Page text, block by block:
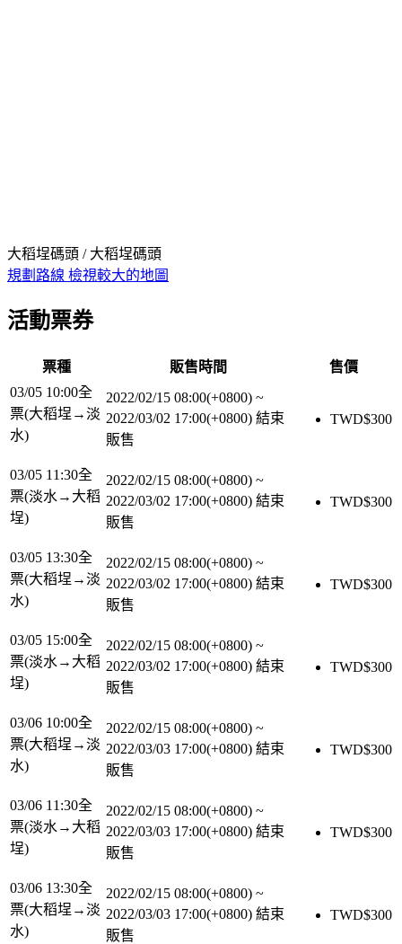
大稻埕碼頭 / 大稻埕碼頭
規劃路線 檢視較大的地圖
活動票券
票種 販售時間
售價
03/05 10:00全
票(大稻埕→淡
水)
2022/02/15 08:00(+0800) ~
2022/03/02 17:00(+0800) 結束
販售
TWD$300
03/05 11:30全
票(淡水→大稻
埕)
2022/02/15 08:00(+0800) ~
2022/03/02 17:00(+0800) 結束
販售
TWD$300
03/05 13:30全
票(大稻埕→淡
水)
2022/02/15 08:00(+0800) ~
2022/03/02 17:00(+0800) 結束
販售
TWD$300
03/05 15:00全
票(淡水→大稻
埕)
2022/02/15 08:00(+0800) ~
2022/03/02 17:00(+0800) 結束
販售
TWD$300
03/06 10:00全
票(大稻埕→淡
水)
2022/02/15 08:00(+0800) ~
2022/03/03 17:00(+0800) 結束
販售
TWD$300
03/06 11:30全
票(淡水→大稻
埕)
2022/02/15 08:00(+0800) ~
2022/03/03 17:00(+0800) 結束
販售
TWD$300
03/06 13:30全
票(大稻埕→淡
水)
2022/02/15 08:00(+0800) ~
2022/03/03 17:00(+0800) 結束
販售
TWD$300